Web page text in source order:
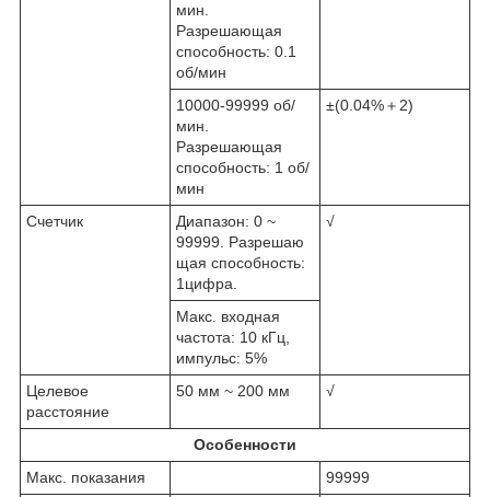
мин.
Разрешающая
способность: 0.1
об/мин
10000-99999 об/
мин.
Разрешающая
способность: 1 об/
мин
±(0.04%＋2)
Счетчик
Диапазон: 0 ~
99999. Разрешаю
щая способность:
1цифра.
√
Макс. входная
частота: 10 кГц,
импульс: 5%
Целевое
расстояние
50 мм ~ 200 мм √
Особенности
Макс. показания
99999